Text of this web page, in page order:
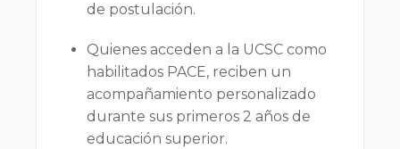
de postulación.
Quienes acceden a la UCSC como
habilitados PACE, reciben un
acompañamiento personalizado
durante sus primeros 2 años de
educación superior.